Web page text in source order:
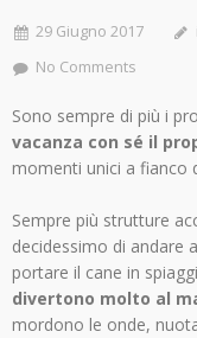
29 Giugno 2017
No Comments
Sono sempre di più i
vacanza con sé il
momenti unici a fianco
Sempre più strutture
decidessimo di andare
portare il cane in
divertono molto al
mordono le onde,